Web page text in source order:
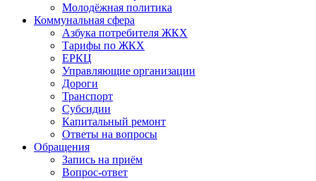
Молодёжная политика
Коммунальная сфера
Азбука потребителя ЖКХ
Тарифы по ЖКХ
ЕРКЦ
Управляющие организации
Дороги
Транспорт
Субсидии
Капитальный ремонт
Ответы на вопросы
Обращения
Запись на приём
Вопрос-ответ